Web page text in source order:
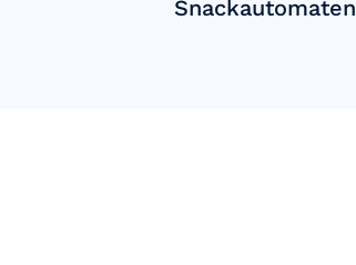
Snackautomaten